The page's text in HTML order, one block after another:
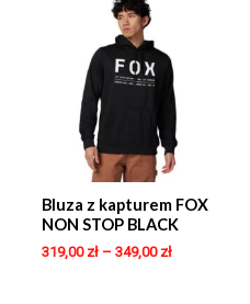
Bluza z kapturem FOX
NON STOP BLACK
319,00 zł– 349,00 zł